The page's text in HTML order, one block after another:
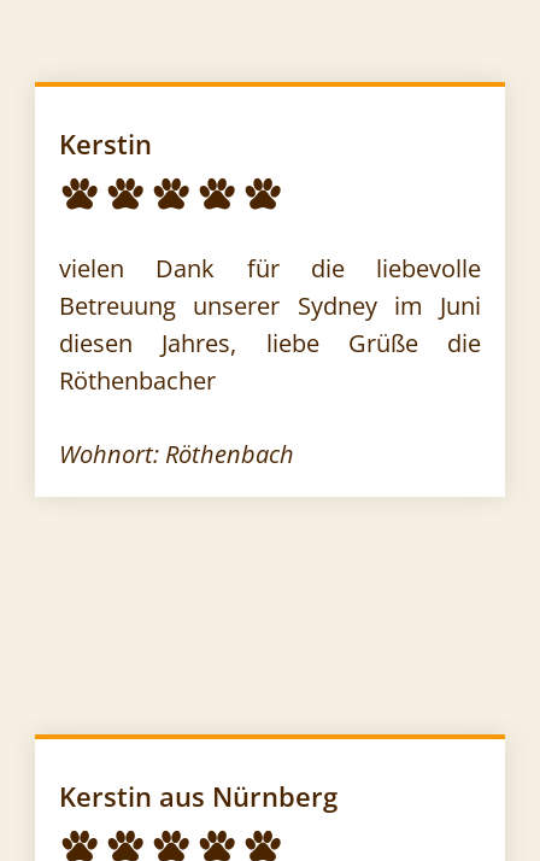
Kerstin
vielen Dank für die liebevolle
Betreuung unserer Sydney im Juni
diesen Jahres, liebe Grüße die
Röthenbacher
Wohnort: Röthenbach
Kerstin aus Nürnberg